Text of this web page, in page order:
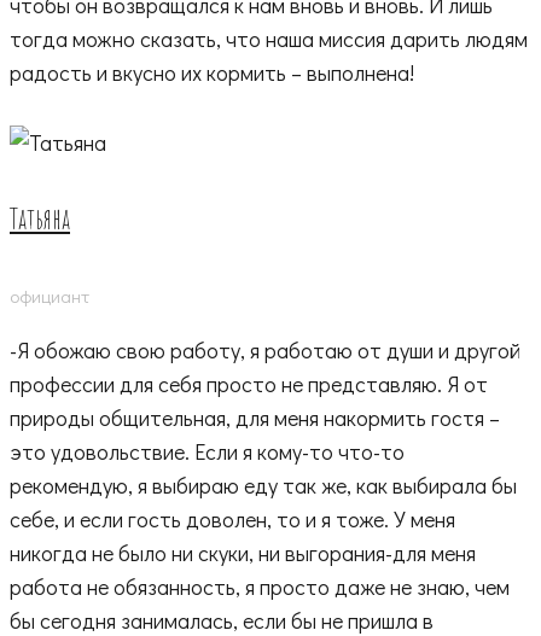
тогда можно сказать, что наша миссия дарить людям
радость и вкусно их кормить – выполнена!
Татьяна
официант
-Я обожаю свою работу, я работаю от души и другой
профессии для себя просто не представляю. Я от
природы общительная, для меня накормить гостя –
это удовольствие. Если я кому-то что-то
рекомендую, я выбираю еду так же, как выбирала бы
себе, и если гость доволен, то и я тоже. У меня
никогда не было ни скуки, ни выгорания-для меня
работа не обязанность, я просто даже не знаю, чем
бы сегодня занималась, если бы не пришла в